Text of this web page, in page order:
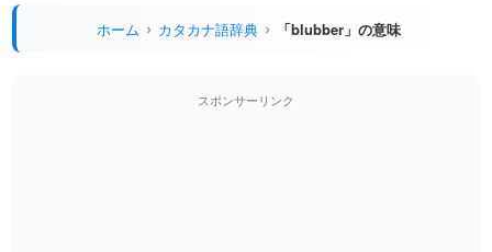
ホーム カタカナ語辞典 「blubber」の意味
スポンサーリンク